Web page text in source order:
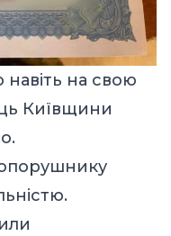
навіть на свою
Київщини